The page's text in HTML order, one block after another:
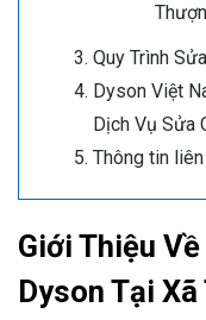
Quy Trình
Dyson Việt
Dịch Vụ Sửa
Thông tin
Giới Thiệu
Dyson Tại